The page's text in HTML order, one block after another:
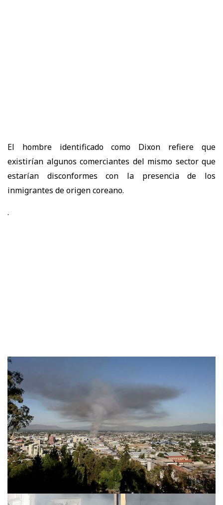
El hombre identificado como Dixon refiere que
existirían algunos comerciantes del mismo sector que
estarían disconformes con la presencia de los
inmigrantes de origen coreano.
.